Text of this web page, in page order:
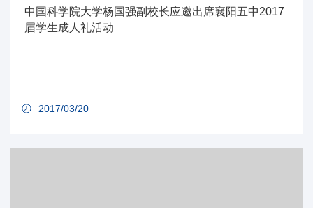
中国科学院大学杨国强副校长应邀出席襄阳五中2017
届学生成人礼活动
2017/03/20